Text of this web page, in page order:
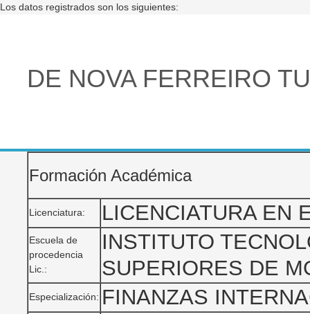
Los datos registrados son los siguientes:
DE NOVA FERREIRO
Formación Académica
Licenciatura: LICENCIATURA EN
Escuela de
procedencia
Lic.:
INSTITUTO
SUPERIORES DE
Especialización: FINANZAS